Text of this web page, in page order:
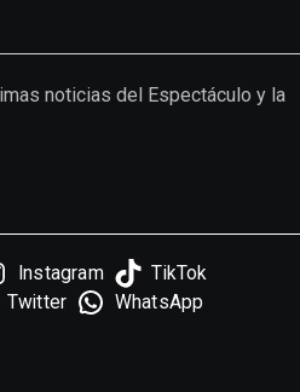
noticias del Espectáculo y la
Instagram
TikTok
Twitter
WhatsApp